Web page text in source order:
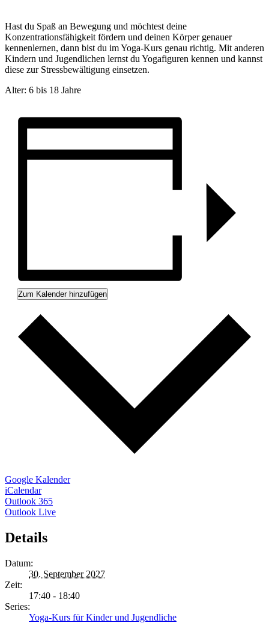
Hast du Spaß an Bewegung und möchtest deine
Konzentrationsfähigkeit fördern und deinen Körper genauer
kennenlernen, dann bist du im Yoga-Kurs genau richtig. Mit anderen
Kindern und Jugendlichen lernst du Yogafiguren kennen und kannst
diese zur Stressbewältigung einsetzen.
Alter: 6 bis 18 Jahre
Zum Kalender hinzufügen
Google Kalender
iCalendar
Outlook 365
Outlook Live
Details
Datum:
30. September 2027
Zeit:
17:40 - 18:40
Series:
Yoga-Kurs für Kinder und Jugendliche